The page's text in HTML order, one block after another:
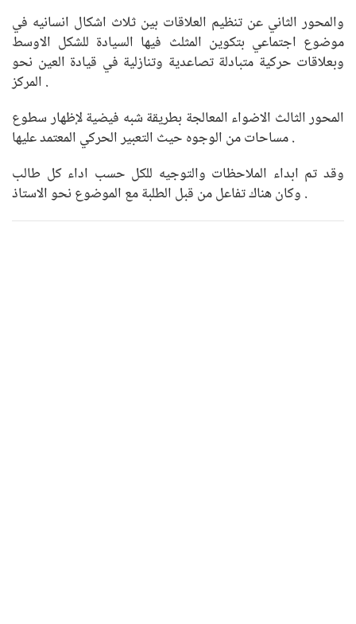
والمحور الثاني عن تنظيم العلاقات بين ثلاث اشكال انسانيه في
موضوع اجتماعي بتكوين المثلث فيها السيادة للشكل الاوسط
وبعلاقات حركية متبادلة تصاعدية وتنازلية في قيادة العين نحو
المركز .
المحور الثالث الاضواء المعالجة بطريقة شبه فيضية لإظهار سطوع
مساحات من الوجوه حيث التعبير الحركي المعتمد عليها .
وقد تم ابداء الملاحظات والتوجيه للكل حسب اداء كل طالب
وكان هناك تفاعل من قبل الطلبة مع الموضوع نحو الاستاذ .